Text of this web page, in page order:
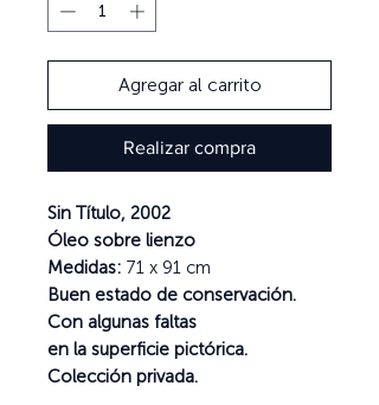
Agregar al carrito
Realizar compra
Sin Título, 2002
Óleo sobre lienzo
Medidas: 71 x 91 cm
Buen estado de conservación.
Con algunas faltas
en la superficie pictórica.
Colección privada.